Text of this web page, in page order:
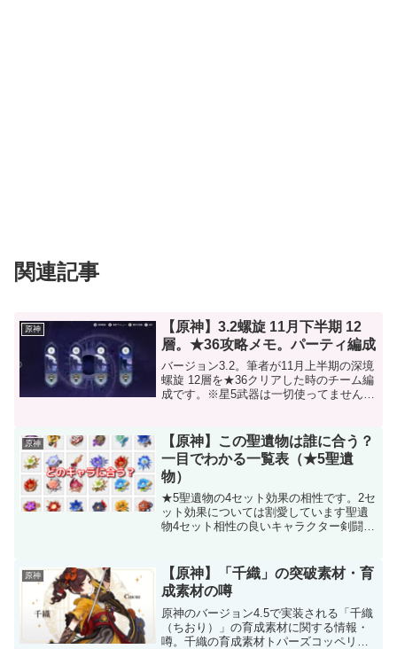
関連記事
原神
【原神】3.2螺旋 11月下半期 12
層。★36攻略メモ。パーティ編成
バージョン3.2。筆者が11月上半期の深境
螺旋 12層を★36クリアした時のチーム編
成です。※星5武器は一切使ってません。
礼雷電将軍：匣中滅龍鐘離：西風敵の組
み合わせが...
原神
【原神】この聖遺物は誰に合う？
一目でわかる一覧表（★5聖遺
物）
★5聖遺物の4セット効果の相性です。2セ
ット効果については割愛しています聖遺
物4セット相性の良いキャラクター剣闘士
緑の影旧貴族のしつけ血染めの騎士道な
し（2セット効果で...
原神
【原神】「千織」の突破素材・育
成素材の噂
原神のバージョン4.5で実装される「千織
（ちおり）」の育成素材に関する情報・
噂。千織の育成素材トパーズコッペリア